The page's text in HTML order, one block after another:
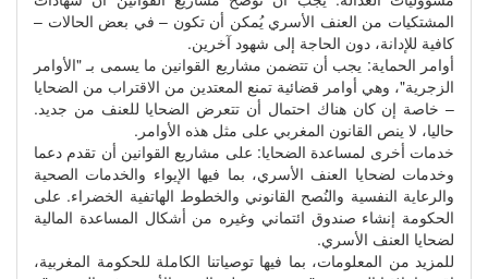
المشتكيات من العنف الأسري يُمكن أن تكون – في بعض الحالات –
كافية للإدانة، دون الحاجة إلى شهود آخرين.
أوامر الحماية: يجب أن تتضمن مشاريع القوانين ما يسمى بـ "الأوامر
الزجرية"، وهي أوامر قضائية تمنع المعتدين من الاقتراب من الضحايا
– خاصة إن كان هناك احتمال أن تتعرض الضحايا للعنف من جديد.
حاليا، لا ينص القانون المغربي على مثل هذه الأوامر.
خدمات أخرى لمساعدة الضحايا: على مشاريع القوانين أن تقدم دعما
وخدمات لضحايا العنف الأسري، بما فيها الإيواء والخدمات الصحية
والرعاية النفسية والنُصح القانوني والخطوط الهاتفية الخضراء. على
الحكومة إنشاء صندوق ائتماني وغيره من أشكال المساعدة المالية
لضحايا العنف الأسري.
للمزيد من المعلومات، بما فيها توصياتنا الكاملة للحكومة المغربية،